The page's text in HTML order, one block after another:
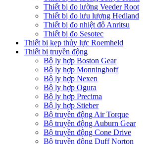
Thiết bị đo lường Veeder Root
Thiết bị đo lưu lượng Hedland
Thiết bị đo nhiệt độ Anritsu
Thiết bị đo Sesotec
Thiết bị kẹp thủy lực Roemheld
Thiết bị truyền động
Bộ ly hợp Boston Gear
Bộ ly hợp Monninghoff
Bộ ly hợp Nexen
Bộ ly hợp Ogura
Bộ ly hợp Precima
Bộ ly hợp Stieber
Bộ truyền động Air Torque
Bộ truyền động Auburn Gear
Bộ truyền động Cone Drive
Bộ truyền động Duff Norton